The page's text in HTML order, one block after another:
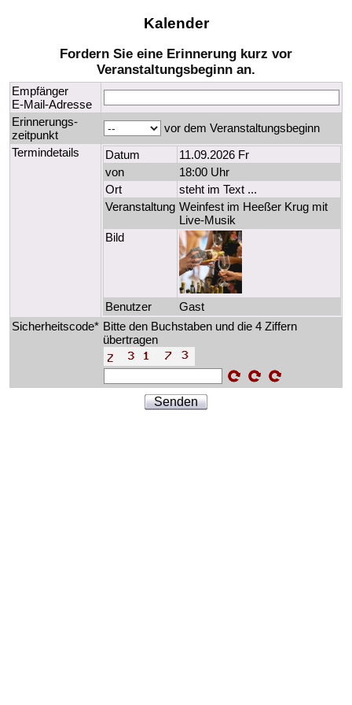
Kalender
Fordern Sie eine Erinnerung kurz vor
Veranstaltungsbeginn an.
Empfänger
E-Mail-Adresse
Erinnerungs-
zeitpunkt
vor dem Veranstaltungsbeginn
Termindetails
Datum
11.09.2026 Fr
von
18:00 Uhr
Ort
steht im Text ...
Veranstaltung Weinfest im Heeßer Krug mit
Live-Musik
Bild
Benutzer
Gast
Sicherheitscode* Bitte den Buchstaben und die 4 Ziffern
übertragen